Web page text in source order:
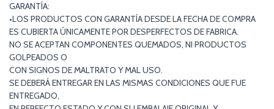
GARANTÍA:
•LOS PRODUCTOS CON GARANTÍA DESDE LA FECHA DE COMPRA
ES CUBIERTA ÚNICAMENTE POR DESPERFECTOS DE FABRICA.
NO SE ACEPTAN COMPONENTES QUEMADOS, NI PRODUCTOS
GOLPEADOS O
CON SIGNOS DE MALTRATO Y MAL USO.
SE DEBERÁ ENTREGAR EN LAS MISMAS CONDICIONES QUE FUE
ENTREGADO,